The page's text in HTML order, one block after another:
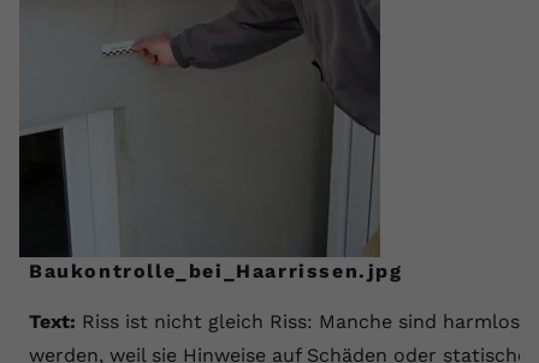
Baukontrolle_bei_Haarrissen.jpg
Text: Riss ist nicht gleich Riss: Manche sind harmlos,
werden, weil sie Hinweise auf Schäden oder statische